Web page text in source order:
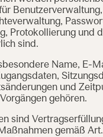
Protokollierung und
sind.
Name, E-
und
gehören.
sind
gemäß